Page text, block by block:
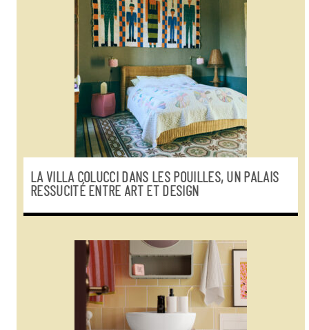
LA VILLA COLUCCI DANS LES POUILLES, UN PALAIS
RESSUCITÉ ENTRE ART ET DESIGN